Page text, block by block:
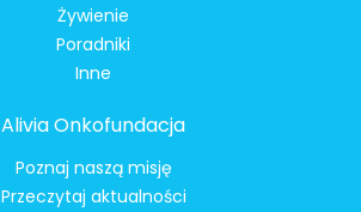
Żywienie
Poradniki
Inne
Alivia Onkofundacja
Poznaj naszą misję
Przeczytaj aktualności